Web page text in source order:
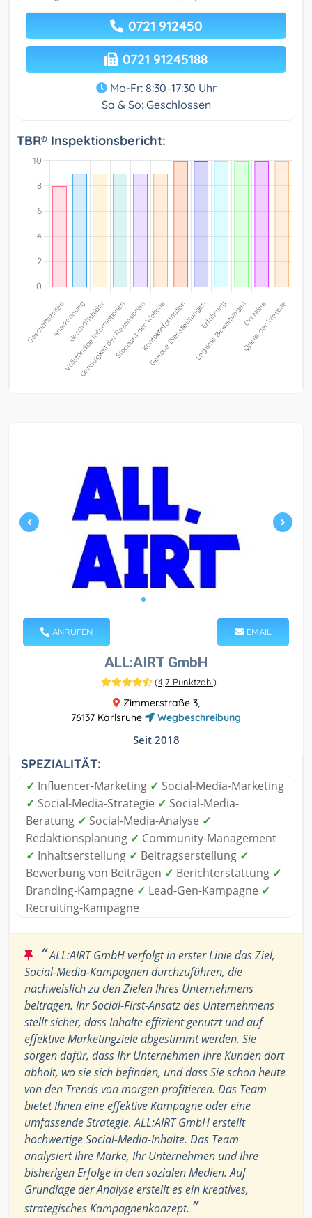
0721 912450
0721 91245188
Mo-Fr: 8:30–17:30 Uhr
Sa & So: Geschlossen
TBR® Inspektionsbericht:
ANRUFEN EMAIL
ALL:AIRT GmbH
(4,7 Punktzahl)
Zimmerstraße 3,
76137 Karlsruhe
Wegbeschreibung
Seit 2018
SPEZIALITÄT:
✓ Influencer-Marketing ✓ Social-Media-Marketing
✓ Social-Media-Strategie ✓ Social-Media-
Beratung ✓ Social-Media-Analyse ✓
Redaktionsplanung ✓ Community-Management
✓ Inhaltserstellung ✓ Beitragserstellung ✓
Bewerbung von Beiträgen ✓ Berichterstattung ✓
Branding-Kampagne ✓ Lead-Gen-Kampagne ✓
Recruiting-Kampagne
“ALL:AIRT GmbH verfolgt in erster Linie das Ziel,
Social-Media-Kampagnen durchzuführen, die
nachweislich zu den Zielen Ihres Unternehmens
beitragen. Ihr Social-First-Ansatz des Unternehmens
stellt sicher, dass Inhalte effizient genutzt und auf
effektive Marketingziele abgestimmt werden. Sie
sorgen dafür, dass Ihr Unternehmen Ihre Kunden dort
abholt, wo sie sich befinden, und dass Sie schon heute
von den Trends von morgen profitieren. Das Team
bietet Ihnen eine effektive Kampagne oder eine
umfassende Strategie. ALL:AIRT GmbH erstellt
hochwertige Social-Media-Inhalte. Das Team
analysiert Ihre Marke, Ihr Unternehmen und Ihre
bisherigen Erfolge in den sozialen Medien. Auf
Grundlage der Analyse erstellt es ein kreatives,
strategisches Kampagnenkonzept. ”